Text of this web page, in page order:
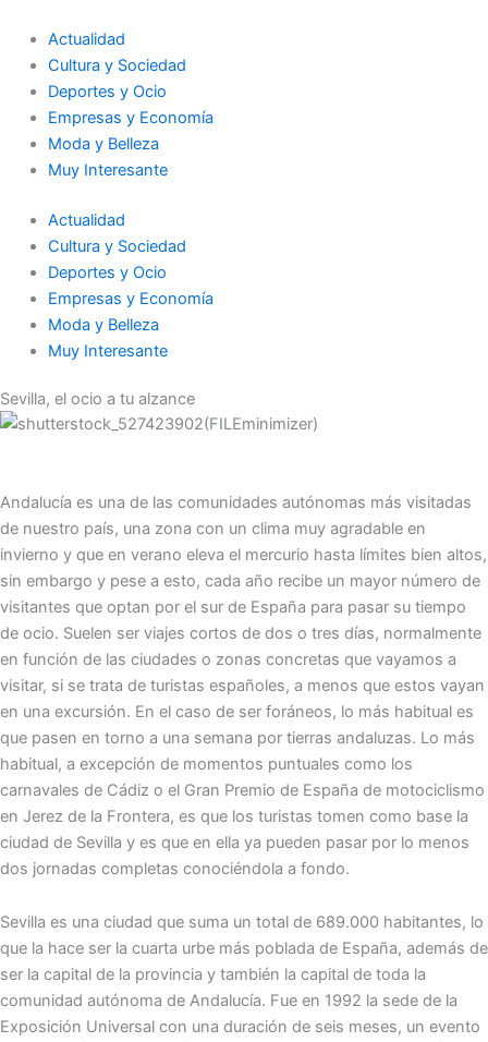
contenido
Actualidad
Cultura y Sociedad
Deportes y Ocio
Empresas y Economía
Moda y Belleza
Muy Interesante
Actualidad
Cultura y Sociedad
Deportes y Ocio
Empresas y Economía
Moda y Belleza
Muy Interesante
Sevilla, el ocio a tu alzance
Andalucía es una de las comunidades autónomas más visitadas
de nuestro país, una zona con un clima muy agradable en
invierno y que en verano eleva el mercurio hasta límites bien altos,
sin embargo y pese a esto, cada año recibe un mayor número de
visitantes que optan por el sur de España para pasar su tiempo
de ocio. Suelen ser viajes cortos de dos o tres días, normalmente
en función de las ciudades o zonas concretas que vayamos a
visitar, si se trata de turistas españoles, a menos que estos vayan
en una excursión. En el caso de ser foráneos, lo más habitual es
que pasen en torno a una semana por tierras andaluzas. Lo más
habitual, a excepción de momentos puntuales como los
carnavales de Cádiz o el Gran Premio de España de motociclismo
en Jerez de la Frontera, es que los turistas tomen como base la
ciudad de Sevilla y es que en ella ya pueden pasar por lo menos
dos jornadas completas conociéndola a fondo.
Sevilla es una ciudad que suma un total de 689.000 habitantes, lo
que la hace ser la cuarta urbe más poblada de España, además de
ser la capital de la provincia y también la capital de toda la
comunidad autónoma de Andalucía. Fue en 1992 la sede de la
Exposición Universal con una duración de seis meses, un evento